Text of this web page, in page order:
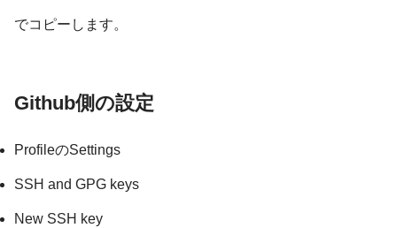
でコピーします。
Github側の設定
ProfileのSettings
SSH and GPG keys
New SSH key